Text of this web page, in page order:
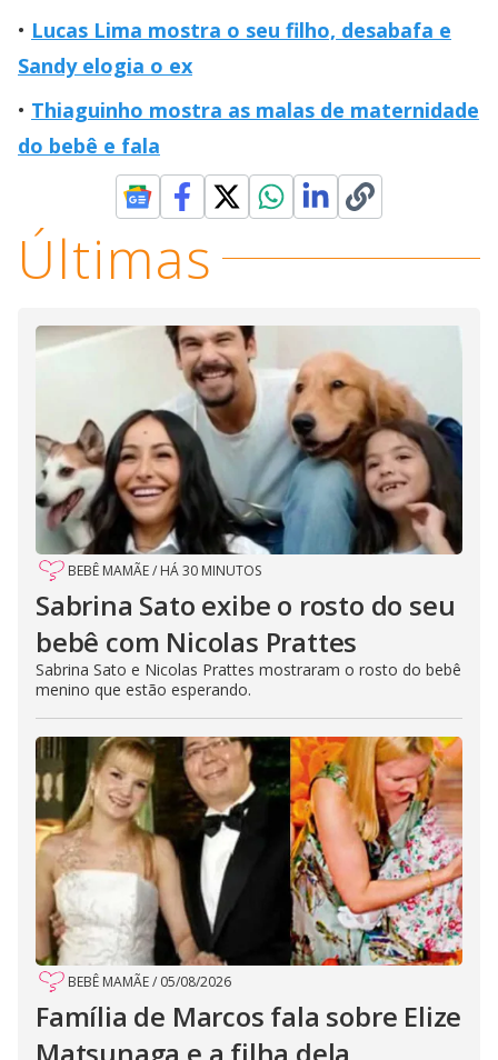
Lucas Lima mostra o seu filho, desabafa e
Sandy elogia o ex
Thiaguinho mostra as malas de maternidade
do bebê e fala
Últimas
BEBÊ MAMÃE/ HÁ 30 MINUTOS
Sabrina Sato exibe o rosto do seu
bebê com Nicolas Prattes
Sabrina Sato e Nicolas Prattes mostraram o rosto do bebê
menino que estão esperando.
BEBÊ MAMÃE/ 05/08/2026
Família de Marcos fala sobre Elize
Matsunaga e a filha dela